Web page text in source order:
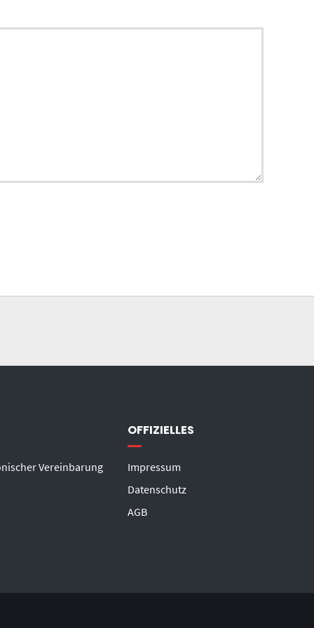
Vereinbarung
OFFIZIELLES
Impressum
Datenschutz
AGB